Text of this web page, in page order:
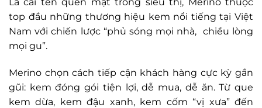
top đầu những thương hiệu kem nổi tiếng tại Việt
Nam với chiến lược “phủ sóng mọi nhà, chiều lòng
mọi gu”.
Merino chọn cách tiếp cận khách hàng cực kỳ gần
gũi: kem đóng gói tiện lợi, dễ mua, dễ ăn. Từ que
kem dừa, kem đậu xanh, kem cốm “vị xưa” đến